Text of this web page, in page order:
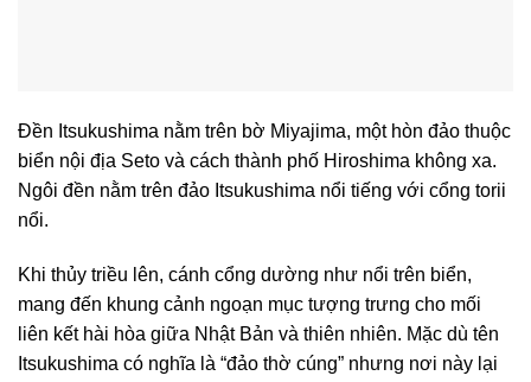
Đền Itsukushima nằm trên bờ Miyajima, một hòn đảo thuộc
biển nội địa Seto và cách thành phố Hiroshima không xa.
Ngôi đền nằm trên đảo Itsukushima nổi tiếng với cổng torii
nổi.
Khi thủy triều lên, cánh cổng dường như nổi trên biển,
mang đến khung cảnh ngoạn mục tượng trưng cho mối
liên kết hài hòa giữa Nhật Bản và thiên nhiên. Mặc dù tên
Itsukushima có nghĩa là “đảo thờ cúng” nhưng nơi này lại